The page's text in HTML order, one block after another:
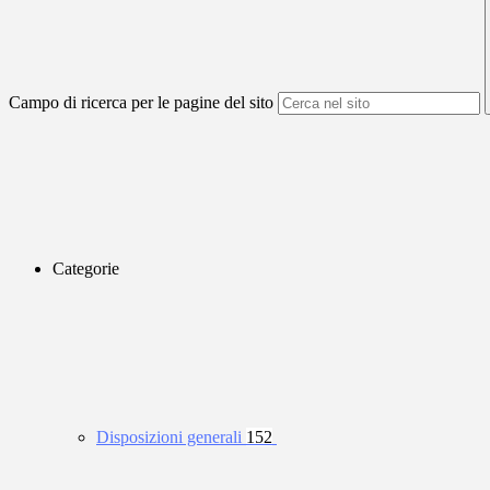
Campo di ricerca per le pagine del sito
Categorie
Disposizioni generali 152